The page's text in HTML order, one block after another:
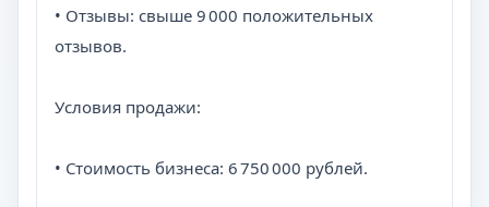
• Отзывы: свыше 9 000 положительных
отзывов.
Условия продажи:
• Стоимость бизнеса: 6 750 000 рублей.